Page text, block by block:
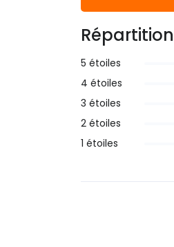
5 étoiles
4 étoiles
3 étoiles
2 étoiles
1 étoiles